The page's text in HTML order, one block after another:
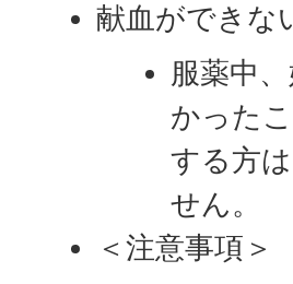
献血ができな
服薬中
かった
する方
せん。
＜注意事項＞